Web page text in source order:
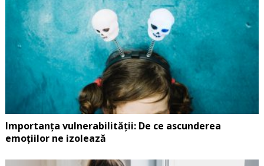
Importanța vulnerabilității: De ce ascunderea
emoțiilor ne izolează